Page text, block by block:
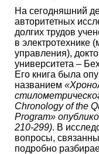
На сегодняшний
авторитетных
долгих трудов
в электротехнике
управления),
университета –
Его книга была
названием
Chronology of the
Program»
210-299). В
вопросы,
подробно